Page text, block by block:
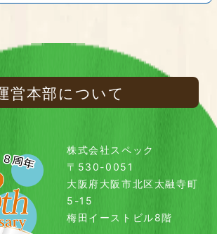
営本部について
株式会社スペック
〒530-0051
大阪府大阪市北区太融寺町
5-15
梅田イーストビル8階